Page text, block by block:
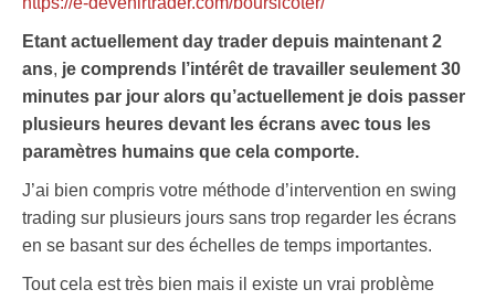
Etant actuellement day trader depuis maintenant 2
ans, je comprends l’intérêt de travailler seulement 30
minutes par jour alors qu’actuellement je dois passer
plusieurs heures devant les écrans avec tous les
paramètres humains que cela comporte.
J’ai bien compris votre méthode d’intervention en swing
trading sur plusieurs jours sans trop regarder les écrans
en se basant sur des échelles de temps importantes.
Tout cela est très bien mais il existe un vrai problème